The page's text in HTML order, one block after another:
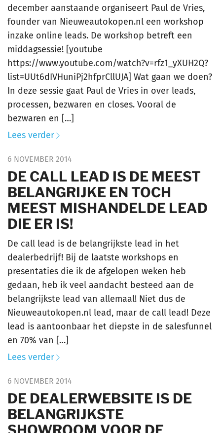
december aanstaande organiseert Paul de Vries,
founder van Nieuweautokopen.nl een workshop
inzake online leads. De workshop betreft een
middagsessie! [youtube
https://www.youtube.com/watch?v=rfz1_yXUH2Q?
list=UUt6dIVHuniPj2hfprCllUJA] Wat gaan we doen?
In deze sessie gaat Paul de Vries in over leads,
processen, bezwaren en closes. Vooral de
bezwaren en […]
Lees verder
6 NOVEMBER 2014
DE CALL LEAD IS DE MEEST
BELANGRIJKE EN TOCH
MEEST MISHANDELDE LEAD
DIE ER IS!
De call lead is de belangrijkste lead in het
dealerbedrijf! Bij de laatste workshops en
presentaties die ik de afgelopen weken heb
gedaan, heb ik veel aandacht besteed aan de
belangrijkste lead van allemaal! Niet dus de
Nieuweautokopen.nl lead, maar de call lead! Deze
lead is aantoonbaar het diepste in de salesfunnel
en 70% van […]
Lees verder
6 NOVEMBER 2014
DE DEALERWEBSITE IS DE
BELANGRIJKSTE